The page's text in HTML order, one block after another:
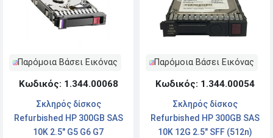
Παρόμοια Βάσει Εικόνας
Κωδικός: 1.344.00068
Σκληρός δίσκος
Refurbished HP 300GB SAS
10K 2.5" G5 G6 G7
Παρόμοια Βάσει Εικόνας
Κωδικός: 1.344.00054
Σκληρός δίσκος
Refurbished HP 300GB SAS
10K 12G 2.5" SFF (512n)